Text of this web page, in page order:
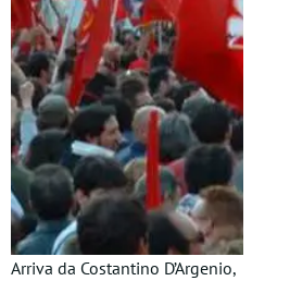
Arriva da Costantino D’Argenio,